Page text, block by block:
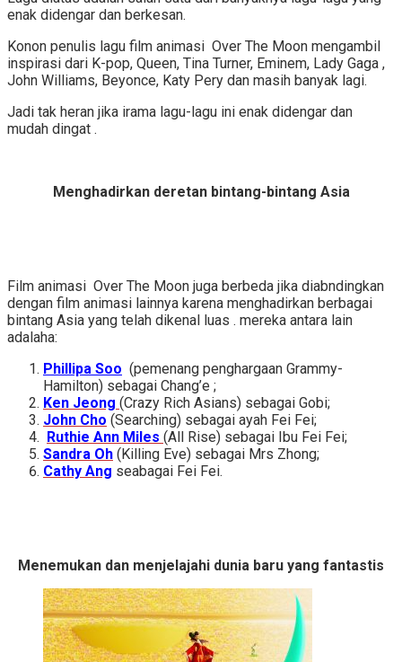
enak didengar dan berkesan.
Konon penulis lagu film animasi Over The Moon mengambil
inspirasi dari K-pop, Queen, Tina Turner, Eminem, Lady Gaga ,
John Williams, Beyonce, Katy Pery dan masih banyak lagi.
Jadi tak heran jika irama lagu-lagu ini enak didengar dan
mudah dingat .
Menghadirkan deretan bintang-bintang Asia
Film animasi Over The Moon juga berbeda jika diabndingkan
dengan film animasi lainnya karena menghadirkan berbagai
bintang Asia yang telah dikenal luas . mereka antara lain
adalaha:
Phillipa Soo (pemenang penghargaan Grammy-
Hamilton) sebagai Chang’e ;
Ken Jeong (Crazy Rich Asians) sebagai Gobi;
John Cho (Searching) sebagai ayah Fei Fei;
Ruthie Ann Miles (All Rise) sebagai Ibu Fei Fei;
Sandra Oh (Killing Eve) sebagai Mrs Zhong;
Cathy Ang seabagai Fei Fei.
Menemukan dan menjelajahi dunia baru yang fantastis